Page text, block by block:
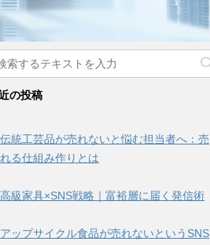
の投稿
伝統工芸品が売れないと悩む担当者へ：売
れる仕組み作りとは
高級家具×SNS戦略｜富裕層に届く発信術
アップサイクル食品が売れないというSNS